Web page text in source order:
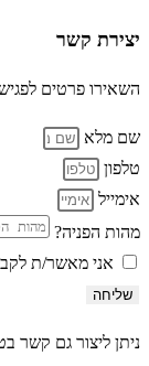
יצירת קשר
השאירו פרטים
שם מלא
טלפון
אימייל
מהות הפניה?
אני מאשר/ת
שליחה
ניתן ליצור גם קשר